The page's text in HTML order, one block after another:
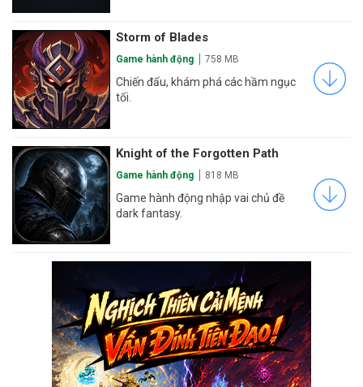
Storm of Blades
Game hành động 758 MB
Chiến đấu, khám phá các hầm ngục
tối.
Knight of the Forgotten Path
Game hành động 818 MB
Game hành động nhập vai chủ đề
dark fantasy.